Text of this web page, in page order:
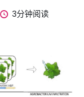
3分钟阅读